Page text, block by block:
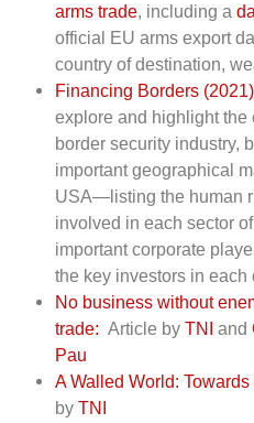
arms trade, including a
official EU arms export
country of destination,
Financing Borders (2021)
explore and highlight the
border security industry,
important geographical
USA—listing the human
involved in each sector
important corporate
the key investors in each
No business without
trade: Article by TNI and
Pau
A Walled World:
by TNI